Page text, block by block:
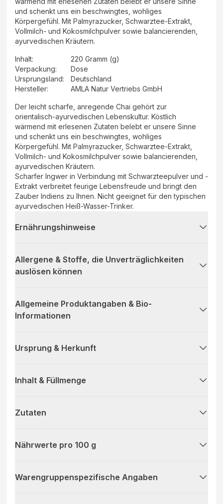
und schenkt uns ein beschwingtes, wohliges
Körpergefühl. Mit Palmyrazucker, Schwarztee-Extrakt,
Vollmilch- und Kokosmilchpulver sowie balancierenden,
ayurvedischen Kräutern.
Inhalt:
220 Gramm (g)
Verpackung:
Dose
Ursprungsland:
Deutschland
Hersteller: AMLA Natur Vertriebs GmbH
Der leicht scharfe, anregende Chai gehört zur
orientalisch-ayurvedischen Lebenskultur. Köstlich
wärmend mit erlesenen Zutaten belebt er unsere Sinne
und schenkt uns ein beschwingtes, wohliges
Körpergefühl. Mit Palmyrazucker, Schwarztee-Extrakt,
Vollmilch- und Kokosmilchpulver sowie balancierenden,
ayurvedischen Kräutern.
Scharfer Ingwer in Verbindung mit Schwarzteepulver und -
Extrakt verbreitet feurige Lebensfreude und bringt den
Zauber Indiens zu Ihnen. Nicht geeignet für den typischen
ayurvedischen Heiß-Wasser-Trinker.
Ernährungshinweise
Allergene & Stoffe, die Unverträglichkeiten
auslösen können
Allgemeine Produktangaben & Bio-
Informationen
Ursprung & Herkunft
Inhalt & Füllmenge
Zutaten
Nährwerte pro 100 g
Warengruppenspezifische Angaben